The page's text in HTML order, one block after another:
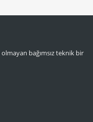
bağımsız teknik bir